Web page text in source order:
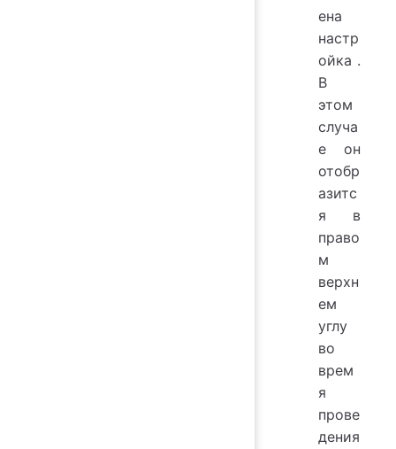
ена
настр
ойка .
В
этом
случа
е он
отобр
азитс
я в
право
м
верхн
ем
углу
во
врем
я
прове
дения